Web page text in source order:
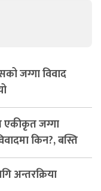
जग्गा विवाद
एकीकृत जग्गा
किन?, बस्ति
हुने
अन्तरक्रिया